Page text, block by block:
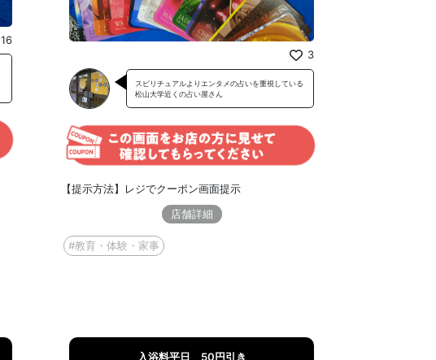
16
3
スピリチュアルよりエンタメの占いを重視している
松山大学近くの占い屋さん
【提示方法】レジでクーポン画面提示
店舗詳細
#教育・体験・家事
入浴料平日 50円引き